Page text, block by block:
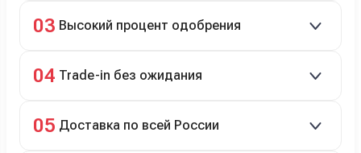
рассрочка 0% на 2 года при первом взносе 35–50%.
03 Высокий процент одобрения
04 Trade-in без ожидания
05 Доставка по всей России